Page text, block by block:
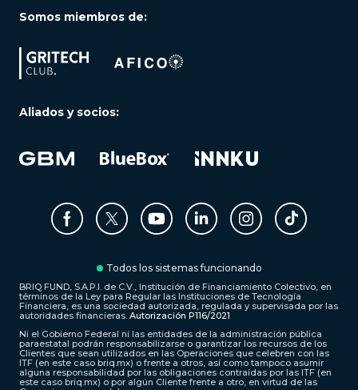
Somos miembros de:
Aliados y socios:
Todos los sistemas funcionando
BRIQ FUND, S.A.P.I. de C.V., Institución de Financiamiento Colectivo, en
términos de la Ley para Regular las Instituciones de Tecnología
Financiera, es una sociedad autorizada, regulada y supervisada por las
autoridades financieras. Autorización P116/2021
Ni el Gobierno Federal ni las entidades de la administración pública
paraestatal podrán responsabilizarse o garantizar los recursos de los
Clientes que sean utilizados en las Operaciones que celebren con las
ITF (en este caso briq.mx) o frente a otros, así como tampoco asumir
alguna responsabilidad por las obligaciones contraídas por las ITF (en
este caso briq.mx) o por algún Cliente frente a otro, en virtud de las